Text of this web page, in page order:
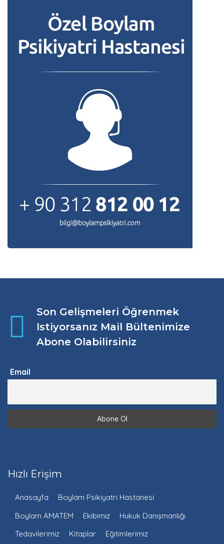
Son Gelişmeleri Öğrenmek
Istiyorsanız Mail Bültenimize
Abone Olabilirsiniz
Email
Hızlı Erişim
Anasayfa
Boylam Psikiyatri Hastanesi
Boylam AMATEM
Ekibimiz
Hukuk Danışmanlığı
Tedavilerimiz
Kitaplar
Eğitimlerimiz